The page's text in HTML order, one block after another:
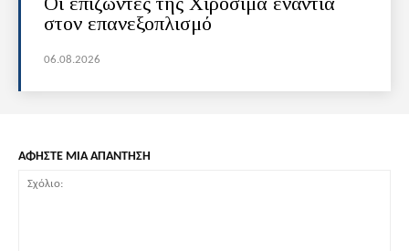
στον επανεξοπλισμό
06.08.2026
ΑΦΗΣΤΕ ΜΙΑ ΑΠΑΝΤΗΣΗ